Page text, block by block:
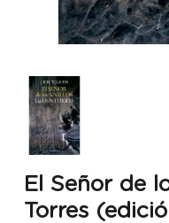
El Señor de
Torres